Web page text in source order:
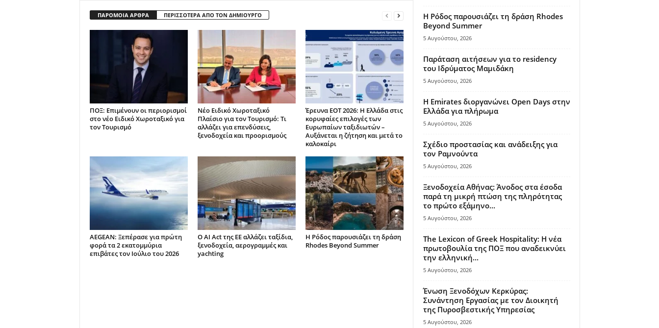
ΠΑΡΟΜΟΙΑ ΑΡΘΡΑ ΠΕΡΙΣΣΟΤΕΡΑ ΑΠΟ ΤΟΝ ΔΗΜΙΟΥΡΓΟ
ΠΟΞ: Επιμένουν οι περιορισμοί
στο νέο Ειδικό Χωροταξικό για
τον Τουρισμό
Νέο Ειδικό Χωροταξικό
Πλαίσιο για τον Τουρισμό: Τι
αλλάζει για επενδύσεις,
ξενοδοχεία και προορισμούς
Έρευνα ΕΟΤ 2026: Η Ελλάδα στις
κορυφαίες επιλογές των
Ευρωπαίων ταξιδιωτών –
Αυξάνεται η ζήτηση και μετά το
καλοκαίρι
AEGEAN: Ξεπέρασε για πρώτη
φορά τα 2 εκατομμύρια
επιβάτες τον Ιούλιο του 2026
Ο AI Act της ΕΕ αλλάζει ταξίδια,
ξενοδοχεία, αερογραμμές και
yachting
Η Ρόδος παρουσιάζει τη δράση
Rhodes Beyond Summer
Η Ρόδος παρουσιάζει τη δράση Rhodes
Beyond Summer
5 Αυγούστου, 2026
Παράταση αιτήσεων για το residency
του Ιδρύματος Μαμιδάκη
5 Αυγούστου, 2026
Η Emirates διοργανώνει Open Days στην
Ελλάδα για πλήρωμα
5 Αυγούστου, 2026
Σχέδιο προστασίας και ανάδειξης για
τον Ραμνούντα
5 Αυγούστου, 2026
Ξενοδοχεία Αθήνας: Άνοδος στα έσοδα
παρά τη μικρή πτώση της πληρότητας
το πρώτο εξάμηνο...
5 Αυγούστου, 2026
The Lexicon of Greek Hospitality: Η νέα
πρωτοβουλία της ΠΟΞ που αναδεικνύει
την ελληνική...
5 Αυγούστου, 2026
Ένωση Ξενοδόχων Κερκύρας:
Συνάντηση Εργασίας με τον Διοικητή
της Πυροσβεστικής Υπηρεσίας
5 Αυγούστου, 2026